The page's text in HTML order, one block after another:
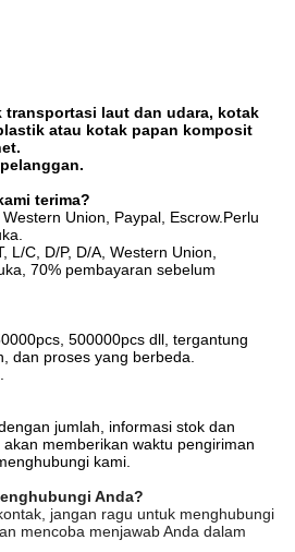
terletak di Kota Dongguan,
Technology Co, Ltd.
bahan magnetik, kami terutama
magnet neodymium permanen dan
meter persegi, dengan peralatan
pengujian yang sempurna, itu
produk berkualitas tinggi untuk
telah mengekspor magnet kami
Tenggara, dan negara lainnya.
dalam memberikan kualitas unggul,
pengiriman yang cepat.Berdasarkan
selama bertahun-tahun.Kami
tulus sementara mereka
teman kepercayaan mereka.